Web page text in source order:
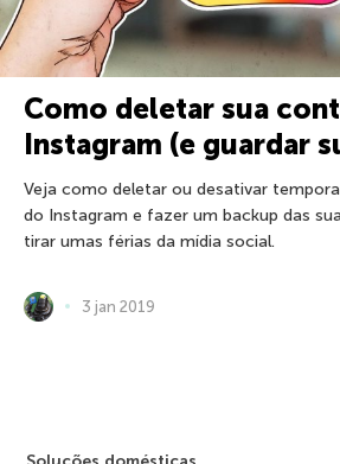
Como deletar sua
Instagram (e guardar
Veja como deletar ou desativar
do Instagram e fazer um backup das
tirar umas férias da mídia social.
3 jan 2019